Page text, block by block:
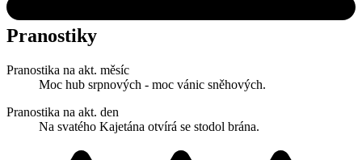
Pranostiky
Pranostika na akt. měsíc
Moc hub srpnových - moc vánic sněhových.
Pranostika na akt. den
Na svatého Kajetána otvírá se stodol brána.